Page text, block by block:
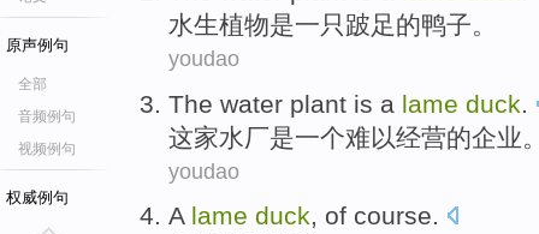
原声例句
全部
音频例句
视频例句
权威例句
水生植物是一只跛足的鸭子。
youdao
The water plant is a lame duck
这家水厂是一个难以经营的企业
youdao
A lame duck, of course.